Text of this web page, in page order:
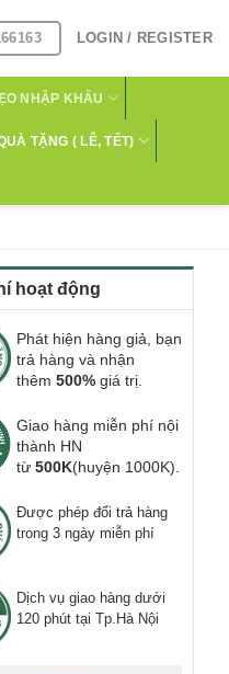
LOGIN / REGISTER
NHẬP KHẨU
TẶNG ( LỄ, TẾT)
hoạt động
Phát hiện hàng giả, bạn
trả hàng và nhận
thêm 500% giá trị.
Giao hàng miễn phí nội
thành HN
từ 500K(huyện 1000K).
Được phép đổi trả hàng
trong 3 ngày miễn phí
Dịch vụ giao hàng dưới
120 phút tại Tp.Hà Nội